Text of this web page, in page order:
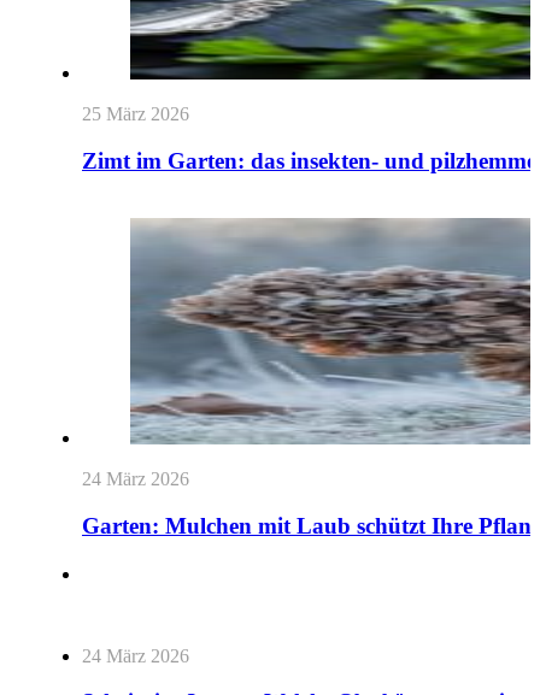
25 März 2026
Zimt im Garten: das insekten- und
24 März 2026
Garten: Mulchen mit Laub schützt Ihre
24 März 2026